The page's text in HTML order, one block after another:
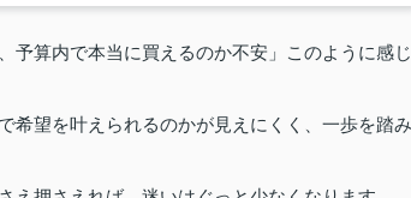
予算内で本当に買えるのか不安」このように感じ
希望を叶えられるのかが見えにくく、一歩を踏み